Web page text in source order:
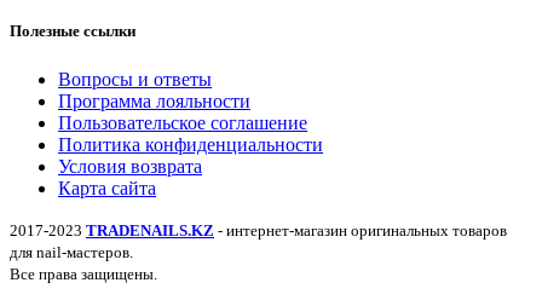
Полезные ссылки
Вопросы и ответы
Программа лояльности
Пользовательское соглашение
Политика конфиденциальности
Условия возврата
Карта сайта
2017-2023 TRADENAILS.KZ - интернет-магазин оригинальных товаров
для nail-мастеров.
Все права защищены.